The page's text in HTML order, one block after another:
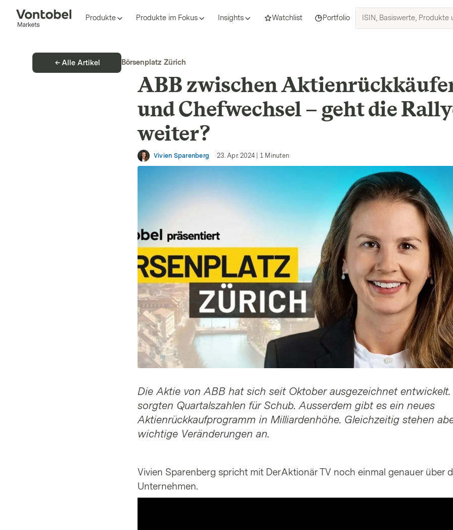
Produkte Produkte im Fokus Insights Watchlist Portfolio
ISIN,
Alle Artikel Börsenplatz Zürich
ABB zwischen
und Chefwechsel – geht die
weiter?
Vivien Sparenberg 23. Apr. 2024 1 Minuten
Die Aktie von ABB hat sich seit Oktober ausgezeichnet
sorgten Quartalszahlen für Schub. Ausserdem gibt es ein neues
Aktienrückkaufprogramm in Milliardenhöhe. Gleichzeitig stehen
wichtige Veränderungen an.
Vivien Sparenberg spricht mit DerAktionär TV noch einmal genauer über
Unternehmen.